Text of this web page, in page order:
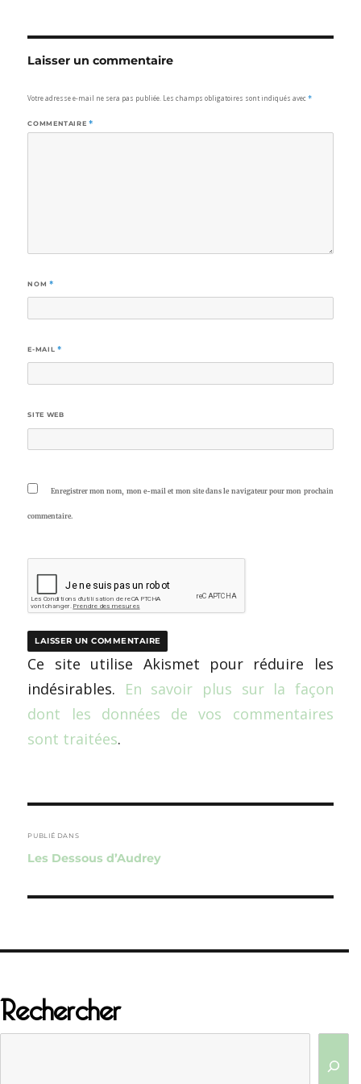
Laisser un commentaire
Votre adresse e-mail ne sera pas publiée. Les champs obligatoires sont indiqués avec*
COMMENTAIRE *
NOM *
E-MAIL *
SITE WEB
Enregistrer mon nom, mon e-mail et mon site dans le navigateur pour mon prochain
commentaire.
Ce site utilise Akismet pour réduire les
indésirables. En savoir plus sur la façon
dont les données de vos commentaires
sont traitées.
de
l’article
PUBLIÉ DANS
Les Dessous d’Audrey
Rechercher